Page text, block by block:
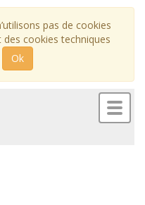
pas de cookies
cookies techniques
Ok
Toggle